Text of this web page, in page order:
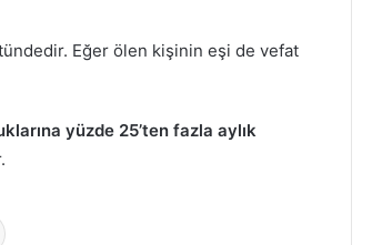
Eğer ölen kişinin eşi de vefat
yüzde 25’ten fazla aylık